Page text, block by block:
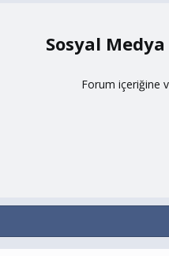
Sosyal
Forum içeriğine